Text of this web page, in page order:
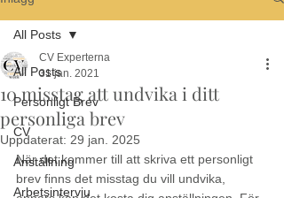
All Posts
Personligt Brev
CV
Anställning
Arbetsintervju
All Posts
10 misstag att undvika i ditt
personliga brev
CV Experterna
31 jan. 2021
Uppdaterat: 29 jan. 2025
När det kommer till att skriva ett personligt
brev finns det misstag du vill undvika,